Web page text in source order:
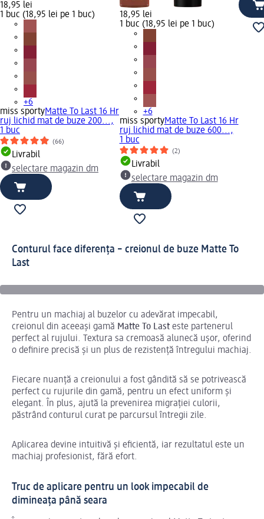
18,95 lei
1 buc (18,95 lei pe 1 buc)
+6
miss sportyMatte To Last 16 Hr
ruj lichid mat de buze 200...,
1 buc
(66)
Livrabil
selectare magazin dm
18,95 lei
1 buc (18,95 lei pe 1 buc)
+6
miss sportyMatte To Last 16 Hr
ruj lichid mat de buze 600...,
1 buc
(2)
Livrabil
selectare magazin dm
Conturul face diferența – creionul de buze Matte To
Last
Pentru un machiaj al buzelor cu adevărat impecabil,
creionul din aceeași gamă Matte To Last este partenerul
perfect al rujului. Textura sa cremoasă alunecă ușor, oferind
o definire precisă și un plus de rezistență întregului machiaj.
Fiecare nuanță a creionului a fost gândită să se potrivească
perfect cu rujurile din gamă, pentru un efect uniform și
elegant. În plus, ajută la prevenirea migrației culorii,
păstrând conturul curat pe parcursul întregii zile.
Aplicarea devine intuitivă și eficientă, iar rezultatul este un
machiaj profesionist, fără efort.
Truc de aplicare pentru un look impecabil de
dimineața până seara